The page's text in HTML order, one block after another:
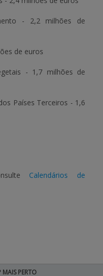
- 2,2 milhões de
de euros
- 1,7 milhões de
Países Terceiros - 1,6
Calendários de
MAIS PERTO